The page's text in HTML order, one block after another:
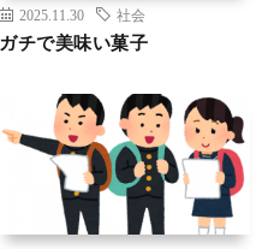
2025.11.30 社会
ガチで美味い菓子